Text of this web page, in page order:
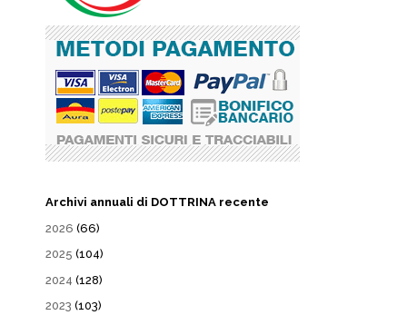
Archivi annuali di DOTTRINA recente
2026 (66)
2025 (104)
2024 (128)
2023 (103)